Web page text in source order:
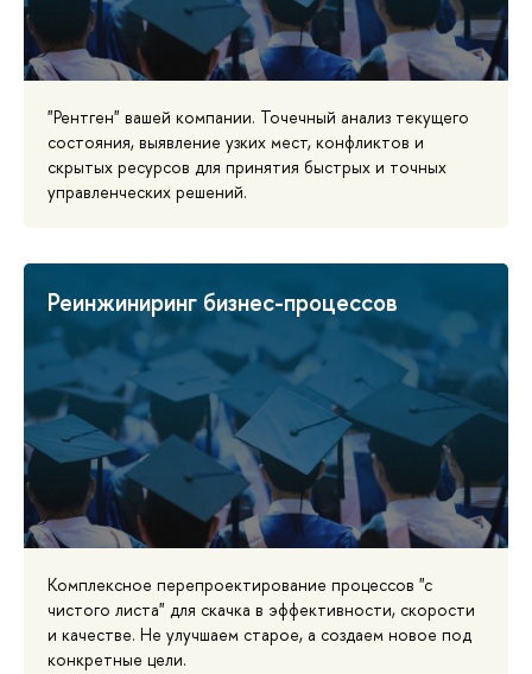
"Рентген" вашей компании. Точечный анализ текущего
состояния, выявление узких мест, конфликтов и
скрытых ресурсов для принятия быстрых и точных
управленческих решений.
Реинжиниринг бизнес-процессов
Комплексное перепроектирование процессов "с
чистого листа" для скачка в эффективности, скорости
и качестве. Не улучшаем старое, а создаем новое под
конкретные цели.